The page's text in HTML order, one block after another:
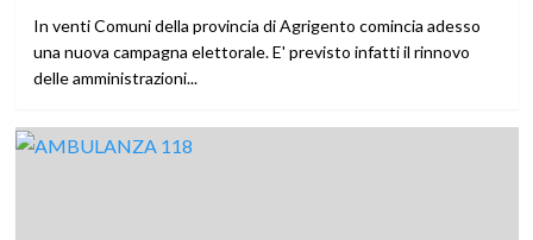
In venti Comuni della provincia di Agrigento comincia adesso
una nuova campagna elettorale. E' previsto infatti il rinnovo
delle amministrazioni...